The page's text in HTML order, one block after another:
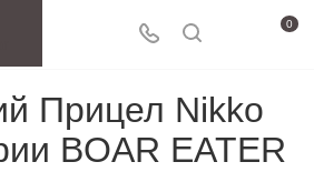
0
Прицел Nikko
BOAR EATER